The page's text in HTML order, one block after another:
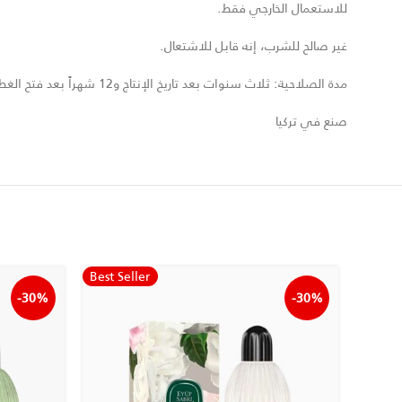
للاستعمال الخارجي فقط.
غير صالح للشرب، إنه قابل للاشتعال.
مدة الصلاحية: ثلاث سنوات بعد تاريخ الإنتاج و12 شهراً بعد فتح الغطاء
صنع في تركيا
Best Seller
-30%
-30%